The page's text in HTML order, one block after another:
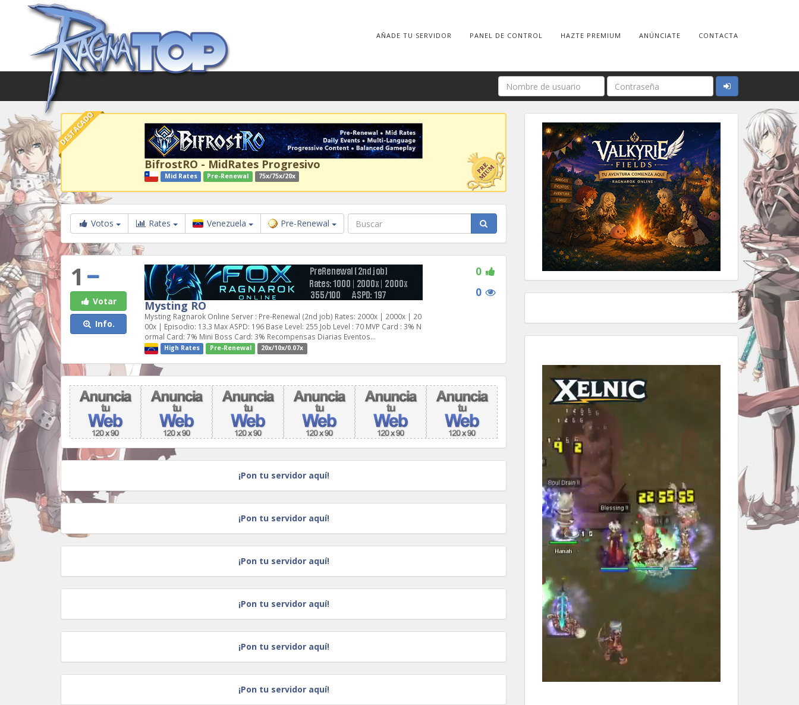
AÑADE TU SERVIDOR PANEL DE CONTROL HAZTE PREMIUM ANÚNCIATE CONTACTA
DESTACADO
BifrostRO - MidRates Progresivo
Mid Rates Pre-Renewal 75x/75x/20x
Votos Rates Venezuela Pre-Renewal
1
Votar
Info.
Mysting RO
Mysting Ragnarok Online Server : Pre-Renewal (2nd job) Rates: 2000x | 2000x | 20
00x | Episodio: 13.3 Max ASPD: 196 Base Level: 255 Job Level : 70 MVP Card : 3% N
ormal Card: 7% Mini Boss Card: 3% Recompensas Diarias Eventos...
0
0
High Rates Pre-Renewal 20x/10x/0.07x
¡Pon tu servidor aquí!
¡Pon tu servidor aquí!
¡Pon tu servidor aquí!
¡Pon tu servidor aquí!
¡Pon tu servidor aquí!
¡Pon tu servidor aquí!